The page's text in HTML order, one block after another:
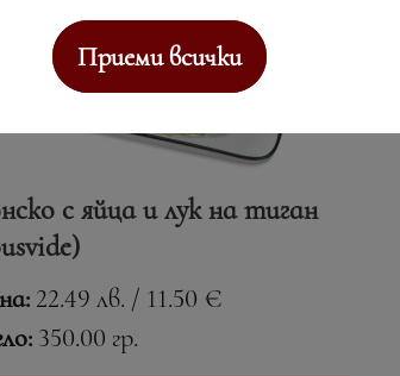
с яйца и лук на тиган
22.49 лв. / 11.50 €
350.00 гр.
Приеми всички